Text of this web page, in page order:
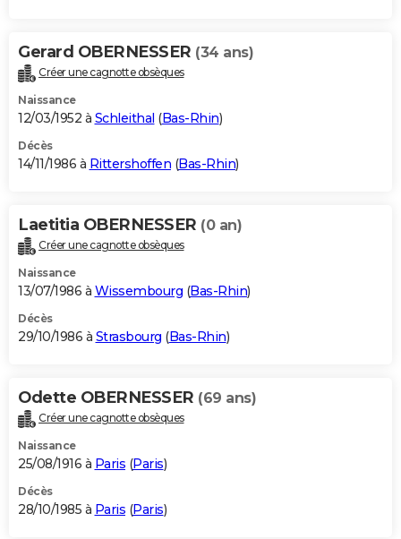
Gerard OBERNESSER (34 ans)
Créer une cagnotte obsèques
Naissance
12/03/1952 à Schleithal (Bas-Rhin)
Décès
14/11/1986 à Rittershoffen (Bas-Rhin)
Laetitia OBERNESSER (0 an)
Créer une cagnotte obsèques
Naissance
13/07/1986 à Wissembourg (Bas-Rhin)
Décès
29/10/1986 à Strasbourg (Bas-Rhin)
Odette OBERNESSER (69 ans)
Créer une cagnotte obsèques
Naissance
25/08/1916 à Paris (Paris)
Décès
28/10/1985 à Paris (Paris)